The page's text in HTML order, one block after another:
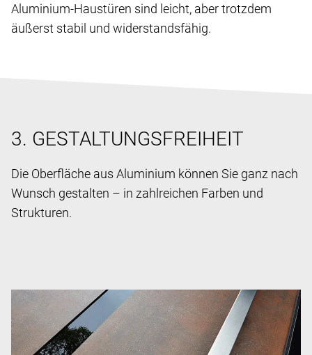
Aluminium-Haustüren sind leicht, aber trotzdem
äußerst stabil und widerstandsfähig.
3. GESTALTUNGSFREIHEIT
Die Oberfläche aus Aluminium können Sie ganz nach
Wunsch gestalten – in zahlreichen Farben und
Strukturen.